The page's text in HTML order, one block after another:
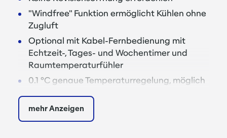
"Windfree" Funktion ermöglicht Kühlen ohne
Zugluft
Optional mit Kabel-Fernbedienung mit
Echtzeit-, Tages- und Wochentimer und
Raumtemperaturfühler
0.1 °C genaue Temperaturregelung, möglich
2000 Regelschritten
4 separat regelbare Luftleitlamellen
mehr Anzeigen